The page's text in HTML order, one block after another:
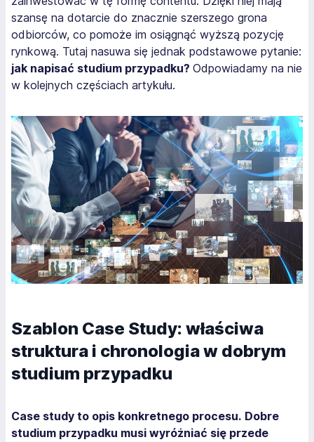
szansę na dotarcie do znacznie szerszego grona
odbiorców, co pomoże im osiągnąć wyższą pozycję
rynkową. Tutaj nasuwa się jednak podstawowe pytanie:
jak napisać studium przypadku? Odpowiadamy na nie
w kolejnych częściach artykułu.
Szablon Case Study: właściwa
struktura i chronologia w dobrym
studium przypadku
Case study to opis konkretnego procesu. Dobre
studium przypadku musi wyróżniać się przede